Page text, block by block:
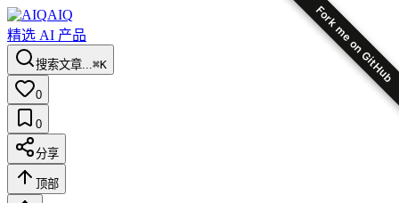
Fork me on GitHub
AIQ
精选 AI 产品
搜索文章...⌘K
0
0
分享
顶部